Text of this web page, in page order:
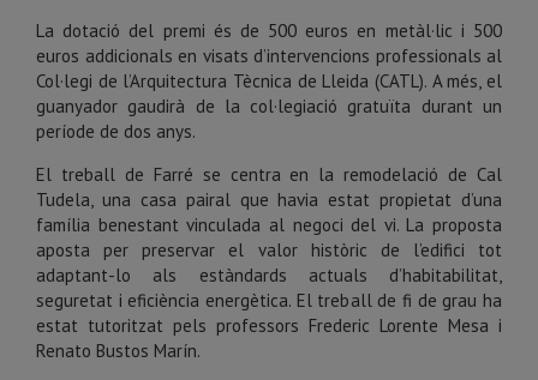
La dotació del premi és de 500 euros en metàl·lic i 500
euros addicionals en visats d’intervencions professionals al
Col·legi de l’Arquitectura Tècnica de Lleida (CATL). A més, el
guanyador gaudirà de la col·legiació gratuïta durant un
període de dos anys.
El treball de Farré se centra en la remodelació de Cal
Tudela, una casa pairal que havia estat propietat d’una
família benestant vinculada al negoci del vi. La proposta
aposta per preservar el valor històric de l’edifici tot
adaptant-lo als estàndards actuals d’habitabilitat,
seguretat i eficiència energètica. El treball de fi de grau ha
estat tutoritzat pels professors Frederic Lorente Mesa i
Renato Bustos Marín.